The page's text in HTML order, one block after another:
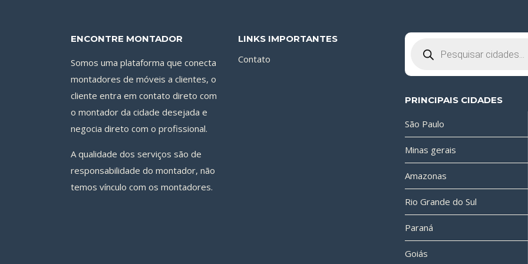
ENCONTRE MONTADOR
Somos uma plataforma que conecta
montadores de móveis a clientes, o
cliente entra em contato direto com
o montador da cidade desejada e
negocia direto com o profissional.
A qualidade dos serviços são de
responsabilidade do montador, não
temos vínculo com os montadores.
LINKS IMPORTANTES
Contato
produtos
PRINCIPAIS CIDADES
São Paulo
Minas gerais
Amazonas
Rio Grande do Sul
Paraná
Goiás